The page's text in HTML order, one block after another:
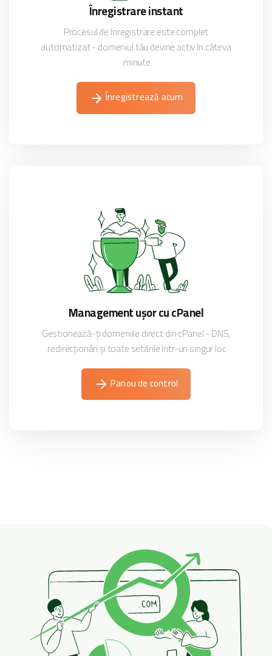
Înregistrare instant
Procesul de înregistrare este complet
automatizat - domeniul tău devine activ în câteva
minute.
Înregistrează acum
Management ușor cu cPanel
Gestionează-ți domeniile direct din cPanel - DNS,
redirecționări și toate setările într-un singur loc.
Panou de control